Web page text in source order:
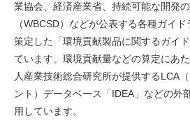
業協会、経済産業省、持続可能な開発
（WBCSD）などが公表する各種ガイ
策定した「環境貢献製品に関するガイ
ています。環境貢献量などの算定にあ
人産業技術総合研究所が提供するLCA
ント）データベース「IDEA」などの外
用しています。